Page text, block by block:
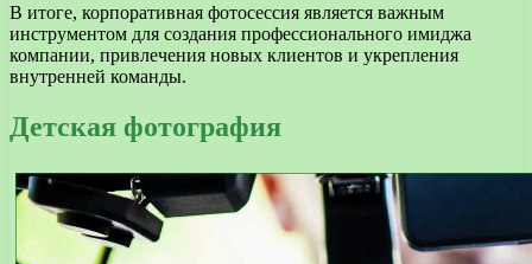
В итоге, корпоративная фотосессия является важным
инструментом для создания профессионального имиджа
компании, привлечения новых клиентов и укрепления
внутренней команды.
Детская фотография